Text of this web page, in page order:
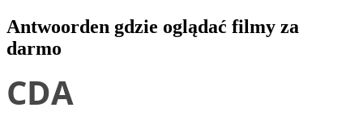
Antwoorden gdzie oglądać filmy za
darmo
CDA